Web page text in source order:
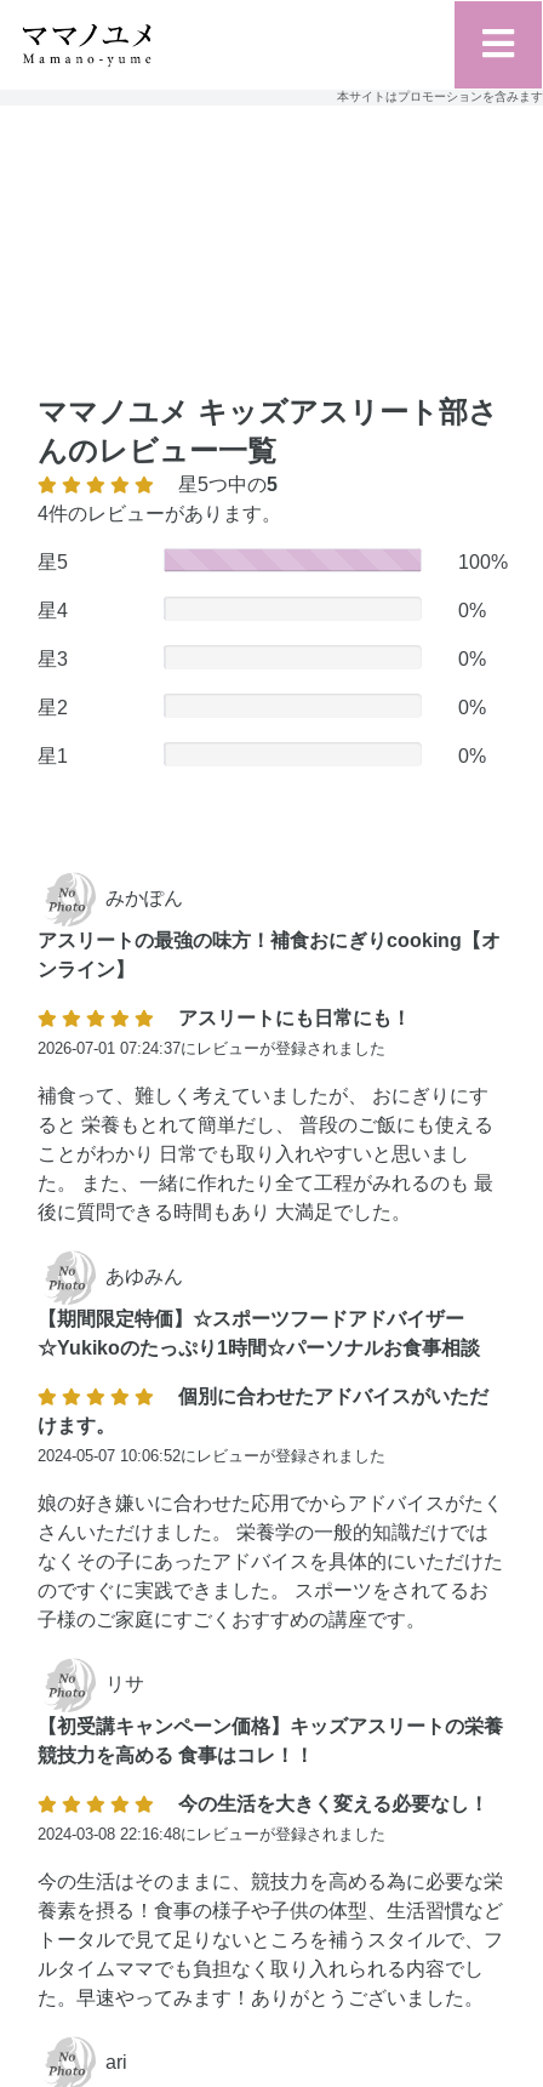
本サイトはプロモーションを含みます
ママノユメ キッズアスリート部さ
んのレビュー一覧
星5つ中の5
4件のレビューがあります。
星5 100%
星4 0%
星3 0%
星2 0%
星1 0%
みかぽん
アスリートの最強の味方！補食おにぎりcooking【オ
ンライン】
アスリートにも日常にも！
2026-07-01 07:24:37にレビューが登録されました
補食って、難しく考えていましたが、 おにぎりにす
ると 栄養もとれて簡単だし、 普段のご飯にも使える
ことがわかり 日常でも取り入れやすいと思いまし
た。 また、一緒に作れたり全て工程がみれるのも 最
後に質問できる時間もあり 大満足でした。
あゆみん
【期間限定特価】☆スポーツフードアドバイザー
☆Yukikoのたっぷり1時間☆パーソナルお食事相談
個別に合わせたアドバイスがいただ
けます。
2024-05-07 10:06:52にレビューが登録されました
娘の好き嫌いに合わせた応用でからアドバイスがたく
さんいただけました。 栄養学の一般的知識だけでは
なくその子にあったアドバイスを具体的にいただけた
のですぐに実践できました。 スポーツをされてるお
子様のご家庭にすごくおすすめの講座です。
リサ
【初受講キャンペーン価格】キッズアスリートの栄養
競技力を高める 食事はコレ！！
今の生活を大きく変える必要なし！
2024-03-08 22:16:48にレビューが登録されました
今の生活はそのままに、競技力を高める為に必要な栄
養素を摂る！食事の様子や子供の体型、生活習慣など
トータルで見て足りないところを補うスタイルで、フ
ルタイムママでも負担なく取り入れられる内容でし
た。早速やってみます！ありがとうございました。
ari